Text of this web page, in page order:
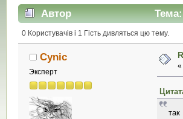
Автор Тема:
0 Користувачів і 1 Гість дивляться цю тему.
Cynic
Эксперт
«
так